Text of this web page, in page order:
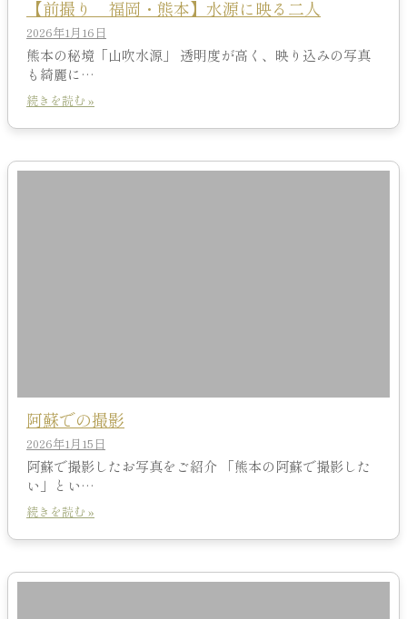
【前撮り 福岡・熊本】水源に映る二人
2026年1月16日
熊本の秘境「山吹水源」 透明度が高く、映り込みの写真
も綺麗に…
続きを読む »
阿蘇での撮影
2026年1月15日
阿蘇で撮影したお写真をご紹介 「熊本の阿蘇で撮影した
い」とい…
続きを読む »